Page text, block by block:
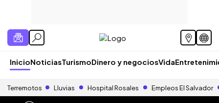
InicioNoticiasTurismoDinero y negociosVida
Terremotos Lluvias Hospital Rosales Empleos El Salvador